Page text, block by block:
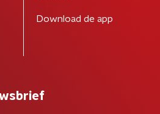
Download de app